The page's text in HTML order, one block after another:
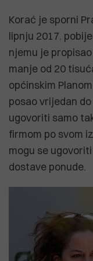
Korać je sporni
lipnju 2017.
njemu je
manje od 20
općinskim
posao vrijedan do
ugovoriti samo
firmom po svom
mogu se
dostave ponude.